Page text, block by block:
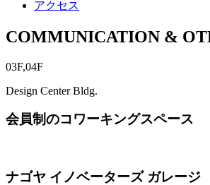
アクセス
COMMUNICATION &
03F,04F
Design Center Bldg.
会員制のコワーキングスペース
ナゴヤ イノベーターズ ガレージ